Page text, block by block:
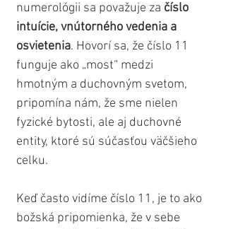
numerológii sa považuje za číslo
intuície, vnútorného vedenia a
osvietenia. Hovorí sa, že číslo 11
funguje ako „most“ medzi
hmotným a duchovným svetom,
pripomína nám, že sme nielen
fyzické bytosti, ale aj duchovné
entity, ktoré sú súčasťou väčšieho
celku.
Keď často vidíme číslo 11, je to ako
božská pripomienka, že v sebe